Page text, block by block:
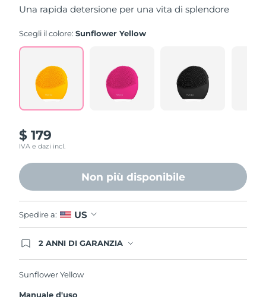
5
stars,
rating
Read
Reviews.
Same
page
Una rapida detersione per una vita di splendore
Scegli il colore:Sunflower Yellow
$ 179
IVA e dazi incl.
Non più disponibile
Spedire a: US
2 ANNI DI GARANZIA
che, in caso di difetti nei primi 2 anni dalla data di
gratuitamente.
Sunflower Yellow
Manuale d'uso